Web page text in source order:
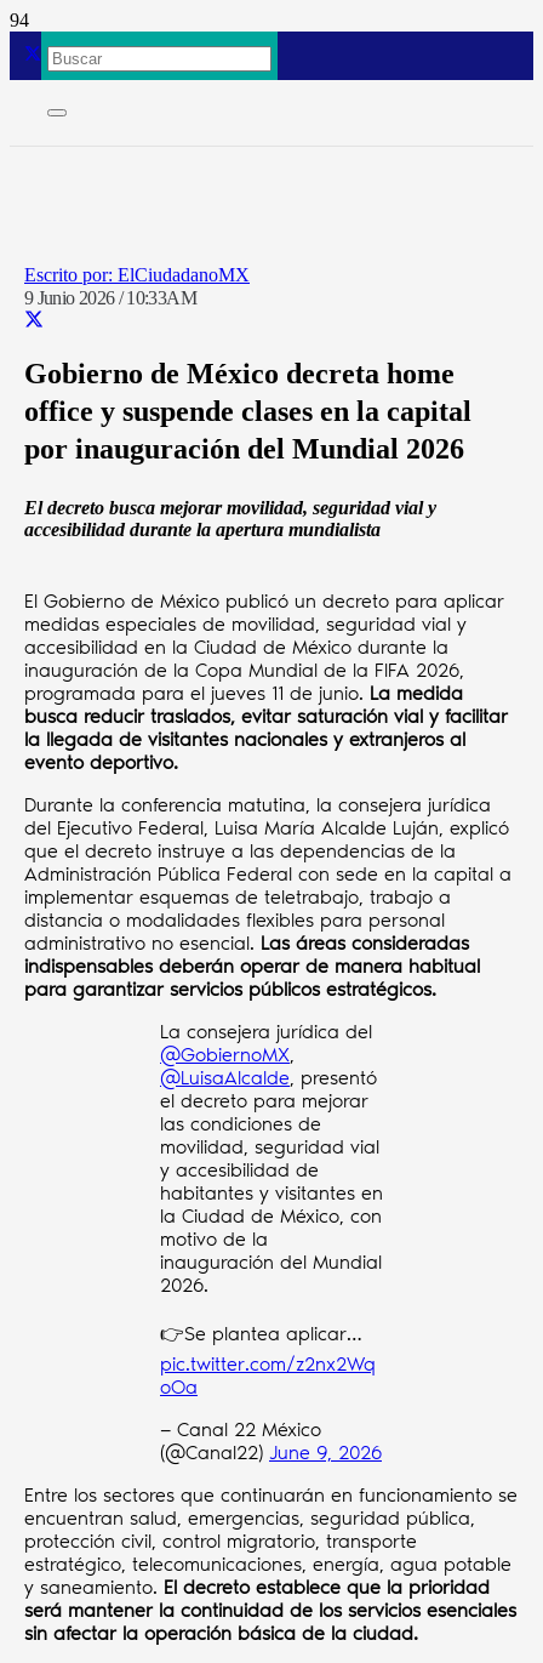
ElCiudadanoMX
9 Junio 2026 / 10:33AM
Gobierno de México decreta home
office y suspende clases en la capital
por inauguración del Mundial 2026
El decreto busca mejorar movilidad, seguridad vial y
accesibilidad durante la apertura mundialista
El Gobierno de México publicó un decreto para aplicar
medidas especiales de movilidad, seguridad vial y
accesibilidad en la Ciudad de México durante la
inauguración de la Copa Mundial de la FIFA 2026,
programada para el jueves 11 de junio. La medida
busca reducir traslados, evitar saturación vial y facilitar
la llegada de visitantes nacionales y extranjeros al
evento deportivo.
Durante la conferencia matutina, la consejera jurídica
del Ejecutivo Federal, Luisa María Alcalde Luján, explicó
que el decreto instruye a las dependencias de la
Administración Pública Federal con sede en la capital a
implementar esquemas de teletrabajo, trabajo a
distancia o modalidades flexibles para personal
administrativo no esencial. Las áreas consideradas
indispensables deberán operar de manera habitual
para garantizar servicios públicos estratégicos.
La consejera jurídica del
@GobiernoMX,
@LuisaAlcalde, presentó
el decreto para mejorar
las condiciones de
movilidad, seguridad vial
y accesibilidad de
habitantes y visitantes en
la Ciudad de México, con
motivo de la
inauguración del Mundial
2026.
👉Se plantea aplicar…
pic.twitter.com/z2nx2Wq
oOa
— Canal 22 México
(@Canal22) June 9, 2026
Entre los sectores que continuarán en funcionamiento se
encuentran salud, emergencias, seguridad pública,
protección civil, control migratorio, transporte
estratégico, telecomunicaciones, energía, agua potable
y saneamiento. El decreto establece que la prioridad
será mantener la continuidad de los servicios esenciales
sin afectar la operación básica de la ciudad.